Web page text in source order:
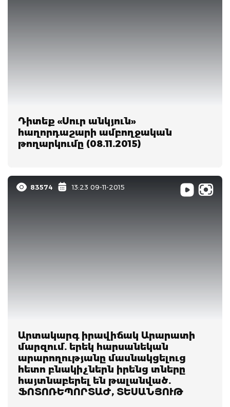
Դիտեք «Սուր անկյուն»
հաղորդաշարի ամբողջական
թողարկումը (08.11.2015)
83574 13:23 09-11-2015
Արտակարգ իրավիճակ Արարատի
մարզում. երեկ հարսանեկան
արարողությանը մասնակցելուց
հետո բնակիչներն իրենց տները
հայտնաբերել են թալանված.
ՖՈՏՈՌԵՊՈՐՏԱԺ, ՏԵՍԱՆՅՈՒԹ